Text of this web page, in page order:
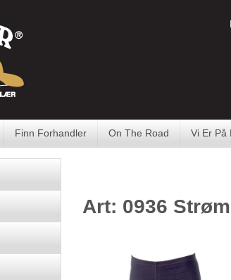
Finn Forhandler On The Road Vi Er På
Art: 0936